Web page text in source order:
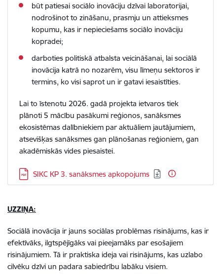
būt patiesai sociālo inovāciju dzīvai laboratorijai,
nodrošinot to zināšanu, prasmju un attieksmes
kopumu, kas ir nepieciešams sociālo inovāciju
kopradei;
darboties politiskā atbalsta veicināšanai, lai sociālā
inovācija katrā no nozarēm, visu līmeņu sektoros ir
termins, ko visi saprot un ir gatavi iesaistīties.
Lai to īstenotu 2026. gadā projekta ietvaros tiek
plānoti 5 mācību pasākumi reģionos, sanāksmes
ekosistēmas dalībniekiem par aktuāliem jautājumiem,
atsevišķas sanāksmes gan plānošanas reģioniem, gan
akadēmiskās vides piesaistei.
Lejupielādēt:
SIKC KP 3. sanāksmes apkopojums
UZZIŅA:
Sociālā inovācija ir jauns sociālas problēmas risinājums, kas ir
efektīvāks, ilgtspējīgāks vai pieejamāks par esošajiem
risinājumiem. Tā ir praktiska ideja vai risinājums, kas uzlabo
cilvēku dzīvi un padara sabiedrību labāku visiem.